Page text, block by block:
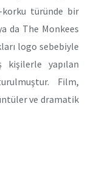
korku türünde bir
da The Monkees
logo sebebiyle
kişilerle yapılan
Film,
ve dramatik